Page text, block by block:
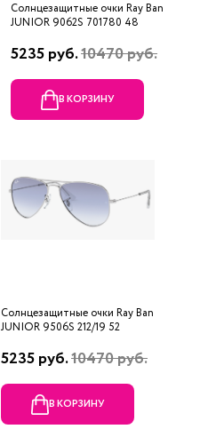
Солнцезащитные очки Ray Ban
JUNIOR 9062S 701780 48
5235 руб.10470 руб.
В КОРЗИНУ
Солнцезащитные очки Ray Ban
JUNIOR 9506S 212/19 52
5235 руб.10470 руб.
В КОРЗИНУ